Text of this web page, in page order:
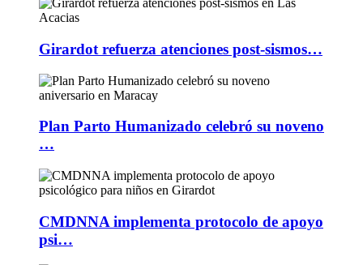
Girardot refuerza atenciones post-sismos…
Plan Parto Humanizado celebró su noveno
…
CMDNNA implementa protocolo de apoyo
psi…